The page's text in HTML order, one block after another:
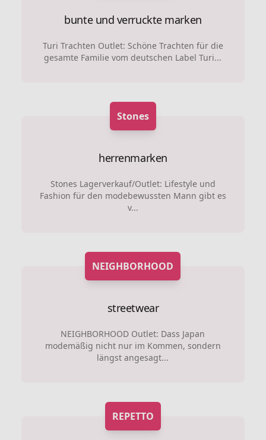
bunte und verruckte marken
Turi Trachten Outlet: Schöne Trachten für die
gesamte Familie vom deutschen Label Turi...
Stones
herrenmarken
Stones Lagerverkauf/Outlet: Lifestyle und
Fashion für den modebewussten Mann gibt es
v...
NEIGHBORHOOD
streetwear
NEIGHBORHOOD Outlet: Dass Japan
modemäßig nicht nur im Kommen, sondern
längst angesagt...
REPETTO